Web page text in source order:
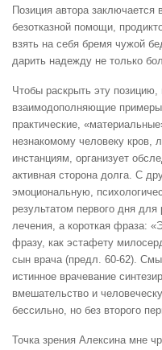
Позиция автора
безотказной помощи,
взять на себя бремя чужой
дарить надежду не только
Чтобы раскрыть эту позицию,
взаимодополняющие
практические,
незнакомому человеку кров,
инстанциям, организует
активная сторона долга. С
эмоциональную,
результатом первого дня
лечения, а короткая фраза:
фразу, как эстафету
сын врача (предл. 60-62).
истинное врачевание
вмешательство и
бессильно, но без второго
Точка зрения Алексина мне